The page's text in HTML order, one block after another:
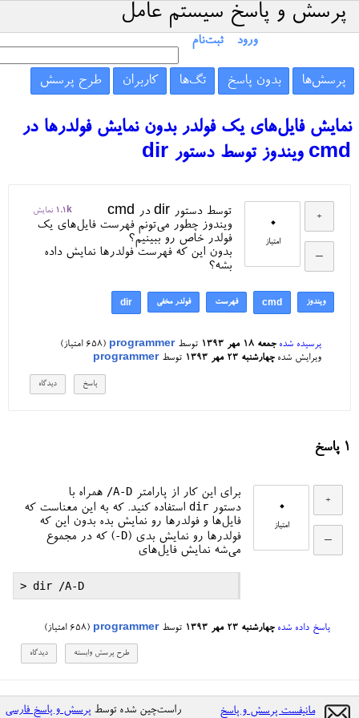
پرسش و پاسخ سیستم عامل
ورود ثبت‌نام
پرسش‌ها بدون پاسخ تگ‌ها کاربران طرح پرسش
نمایش فایل‌های یک فولدر بدون نمایش فولدرها در
cmd ویندوز توسط دستور dir
0
امتیاز
1.1k نمایش
توسط دستور dir در cmd
ویندوز چطور می‌تونم فهرست فایل‌های یک
فولدر خاص رو ببینیم؟
بدون این که فهرست فولدرها نمایش داده
بشه؟
ویندوز cmd فهرست فولدر مخفی dir
پرسیده شده جمعه ۱۸ مهر ۱۳۹۳ توسطprogrammer
(
658 امتیاز)
ویرایش شده چهارشنبه ۲۳ مهر ۱۳۹۳ توسطprogrammer
1 پاسخ
0
امتیاز
برای این کار از پارامتر /A-D همراه با
دستور dir استفاده کنید. که به این معناست که
فایل‌ها و فولدرها رو نمایش بده بدون این که
فولدرها رو نمایش بدی (-D) که در مجموع
می‌شه نمایش فایل‌های
پاسخ داده شده چهارشنبه ۲۳ مهر ۱۳۹۳ توسطprogrammer
(
658 امتیاز)
مانیفست پرسش و پاسخ راست‌چین شده توسط پرسش و پاسخ فارسی